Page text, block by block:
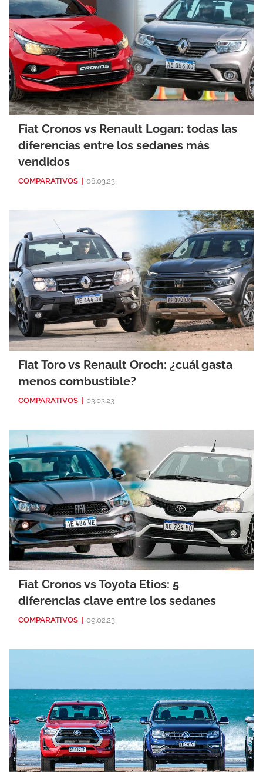
Fiat Cronos vs Renault Logan: todas las
diferencias entre los sedanes más
vendidos
COMPARATIVOS 08.03.23
Fiat Toro vs Renault Oroch: ¿cuál gasta
menos combustible?
COMPARATIVOS 03.03.23
Fiat Cronos vs Toyota Etios: 5
diferencias clave entre los sedanes
COMPARATIVOS 09.02.23